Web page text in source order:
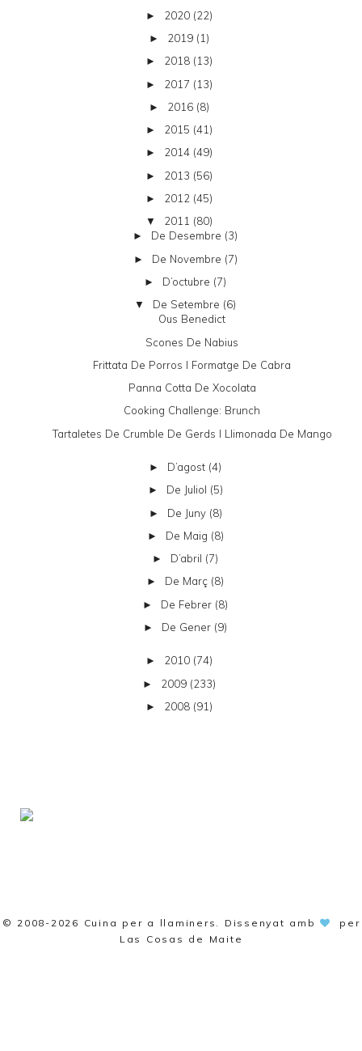
► 2020 (22)
► 2019 (1)
► 2018 (13)
► 2017 (13)
► 2016 (8)
► 2015 (41)
► 2014 (49)
► 2013 (56)
► 2012 (45)
▼ 2011 (80)
► De Desembre (3)
► De Novembre (7)
► D’octubre (7)
▼ De Setembre (6)
Ous Benedict
Scones De Nabius
Frittata De Porros I Formatge De Cabra
Panna Cotta De Xocolata
Cooking Challenge: Brunch
Tartaletes De Crumble De Gerds I Llimonada De Mango
► D’agost (4)
► De Juliol (5)
► De Juny (8)
► De Maig (8)
► D’abril (7)
► De Març (8)
► De Febrer (8)
► De Gener (9)
► 2010 (74)
► 2009 (233)
► 2008 (91)
© 2008-2026 Cuina per a llaminers . Dissenyat amb
per
Las Cosas de Maite